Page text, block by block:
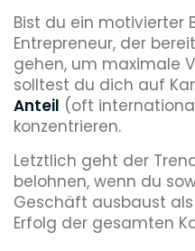
Bist du ein motivierter
Entrepreneur, der
gehen, um maximale
solltest du dich auf
Anteil (oft
konzentrieren.
Letztlich geht der
belohnen, wenn du
Geschäft ausbaust
Erfolg der gesamten